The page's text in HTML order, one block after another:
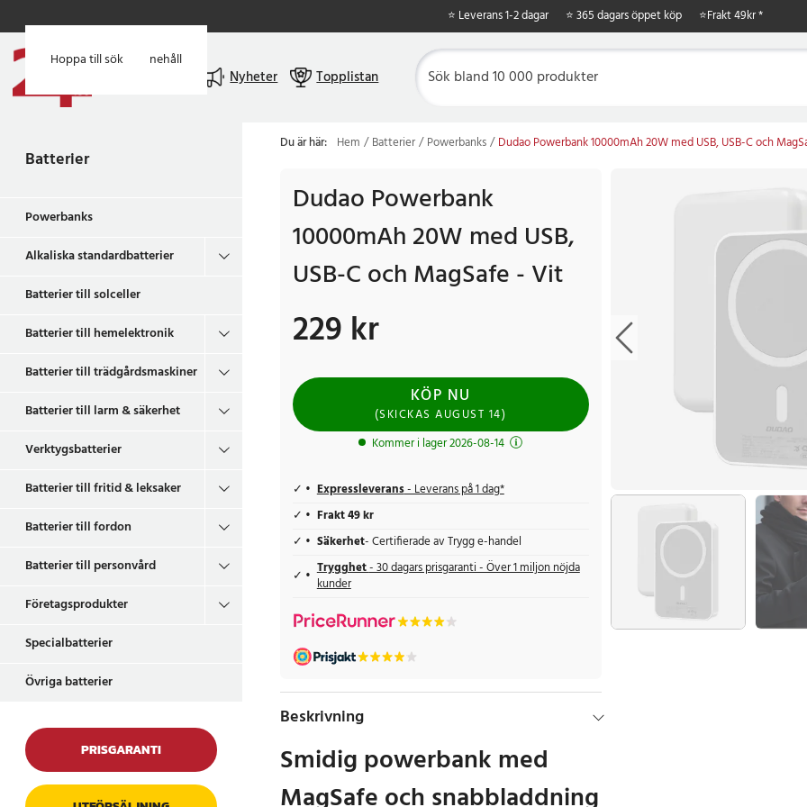
Hoppa till huvudinnehåll
Hoppa till sök
⭐ Leverans 1-2 dagar ⭐ 365 dagars öppet köp ⭐Frakt 49kr *
Nyheter Topplistan
Batterier
Powerbanks
Alkaliska standardbatterier
Batterier till solceller
Batterier till hemelektronik
Batterier till trädgårdsmaskiner
Batterier till larm & säkerhet
Verktygsbatterier
Batterier till fritid & leksaker
Batterier till fordon
Batterier till personvård
Företagsprodukter
Specialbatterier
Övriga batterier
PRISGARANTI
Du är här: Hem Batterier Powerbanks Dudao Powerbank 10000mAh 20W med USB, USB-C och
Dudao Powerbank
10000mAh 20W med USB,
USB-C och MagSafe - Vit
Pris:229 kr
229 kr
KÖP NU
(SKICKASAUGUST 14)
Kommer i lager 2026-08-14
Expressleverans- Leverans på 1 dag*
Frakt 49 kr
Säkerhet- Certifierade av Trygg e-handel
Trygghet- 30 dagars prisgaranti - Över 1 miljon nöjda
kunder
Beskrivning
Smidig powerbank med
MagSafe och snabbladdning